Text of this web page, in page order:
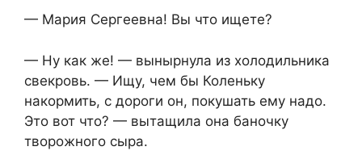
— Мария Сергеевна! Вы что ищете?
— Ну как же! — вынырнула из холодильника
свекровь. — Ищу, чем бы Коленьку
накормить, с дороги он, покушать ему надо.
Это вот что? — вытащила она баночку
творожного сыра.